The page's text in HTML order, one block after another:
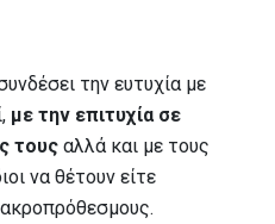
την ευτυχία με
με την επιτυχία σε
τους αλλά και με τους
να θέτουν είτε